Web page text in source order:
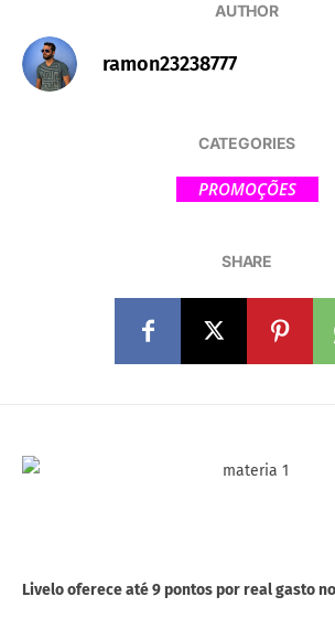
AUTHOR
ramon23238777
CATEGORIES
PROMOÇÕES
SHARE
Livelo oferece até 9 pontos por real gasto